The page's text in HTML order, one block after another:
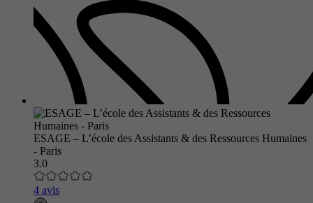
ESAGE – L’école des Assistants & des Ressources Humaines
- Paris
3.0
4 avis